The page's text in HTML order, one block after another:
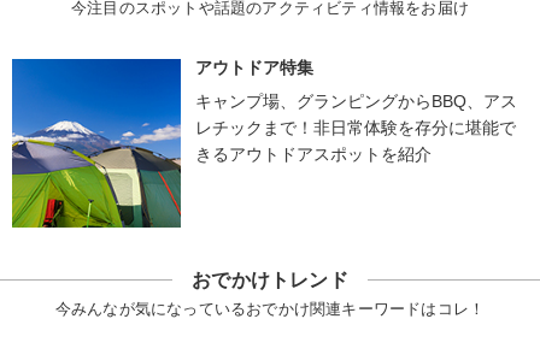
今注目のスポットや話題のアクティビティ情報をお届け
アウトドア特集
キャンプ場、グランピングからBBQ、アス
レチックまで！非日常体験を存分に堪能で
きるアウトドアスポットを紹介
おでかけトレンド
今みんなが気になっているおでかけ関連キーワードはコレ！